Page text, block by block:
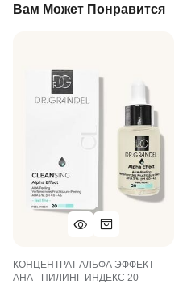
Вам Может Понравится
КОНЦЕНТРАТ АЛЬФА ЭФФЕКТ
АНА - ПИЛИНГ ИНДЕКС 20